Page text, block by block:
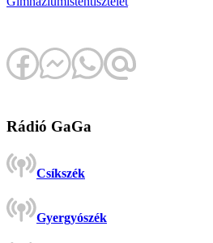
Rádió GaGa
Csíkszék
Gyergyószék